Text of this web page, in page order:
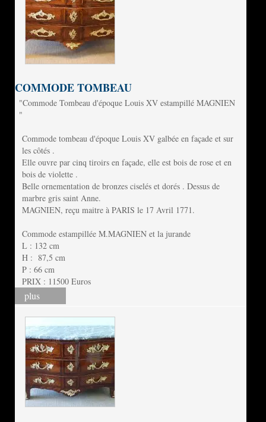
COMMODE TOMBEAU
"Commode Tombeau d'époque Louis XV estampillé MAGNIEN
"
Commode tombeau d'époque Louis XV galbée en façade et sur
les côtés .
Elle ouvre par cinq tiroirs en façade, elle est bois de rose et en
bois de violette .
Belle ornementation de bronzes ciselés et dorés . Dessus de
marbre gris saint Anne.
MAGNIEN, reçu maitre à PARIS le 17 Avril 1771.
Commode estampillée M.MAGNIEN et la jurande
L : 132 cm
H : 87,5 cm
P : 66 cm
PRIX : 11500 Euros
plus